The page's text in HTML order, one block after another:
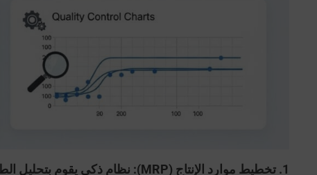
1. تخطيط موارد الإنتاج (MRP): نظام ذكي يقوم بتحليل